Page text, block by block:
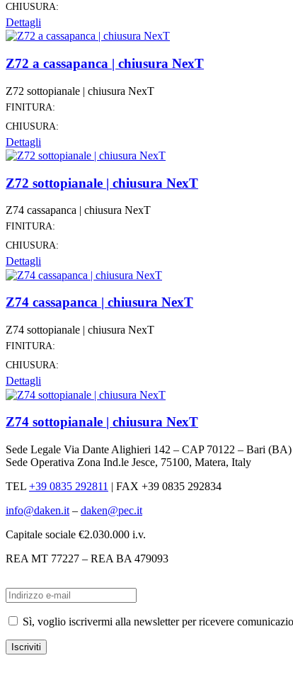
CHIUSURA:
Dettagli
Z72 a cassapanca | chiusura NexT
Z72 sottopianale | chiusura NexT
FINITURA:
CHIUSURA:
Dettagli
Z72 sottopianale | chiusura NexT
Z74 cassapanca | chiusura NexT
FINITURA:
CHIUSURA:
Dettagli
Z74 cassapanca | chiusura NexT
Z74 sottopianale | chiusura NexT
FINITURA:
CHIUSURA:
Dettagli
Z74 sottopianale | chiusura NexT
Sede Legale Via Dante Alighieri 142 – CAP 70122 – Bari
Sede Operativa Zona Ind.le Jesce, 75100, Matera, Italy
TEL +39 0835 292811 | FAX +39 0835 292834
info@daken.it – daken@pec.it
Capitale sociale €2.030.000 i.v.
REA MT 77227 – REA BA 479093
Sì, voglio iscrivermi alla newsletter per ricevere
Iscriviti